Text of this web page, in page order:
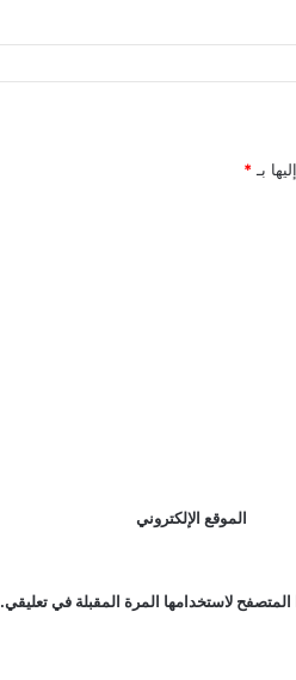
بـ *
الموقع الإلكتروني
لاستخدامها المرة المقبلة في تعليقي.